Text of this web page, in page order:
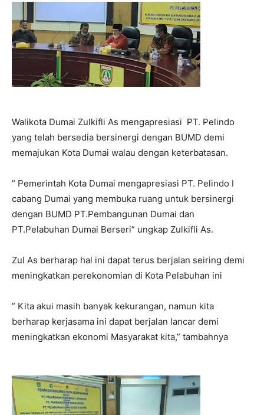
Walikota Dumai Zulkifli As mengapresiasi PT. Pelindo
yang telah bersedia bersinergi dengan BUMD demi
memajukan Kota Dumai walau dengan keterbatasan.
” Pemerintah Kota Dumai mengapresiasi PT. Pelindo I
cabang Dumai yang membuka ruang untuk bersinergi
dengan BUMD PT.Pembangunan Dumai dan
PT.Pelabuhan Dumai Berseri” ungkap Zulkifli As.
Zul As berharap hal ini dapat terus berjalan seiring demi
meningkatkan perekonomian di Kota Pelabuhan ini
” Kita akui masih banyak kekurangan, namun kita
berharap kerjasama ini dapat berjalan lancar demi
meningkatkan ekonomi Masyarakat kita,” tambahnya